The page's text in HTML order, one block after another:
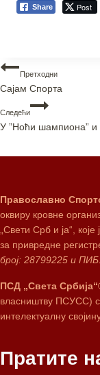
Share Post
Претходни
Сајам Спорта
Следећи
У ”Ноћи шампиона”
Православно
оквиру кровне
„Свети Срб и ја“,
за привредне
број: 28799225 и
ПСД „Света
власништву ПСУСС)
интелектуалну
Пратите